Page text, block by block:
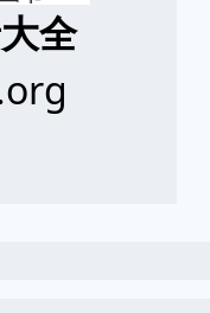
全